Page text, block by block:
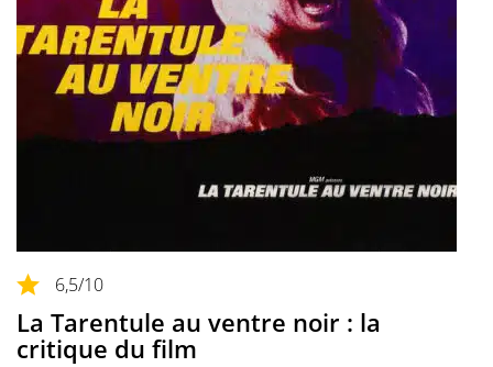
6,5/10
La Tarentule au ventre noir : la
critique du film